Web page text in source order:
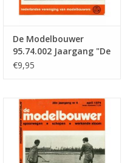
De Modelbouwer
95.74.002 Jaargang "De
Modelbouwer" Editie :
€9,95